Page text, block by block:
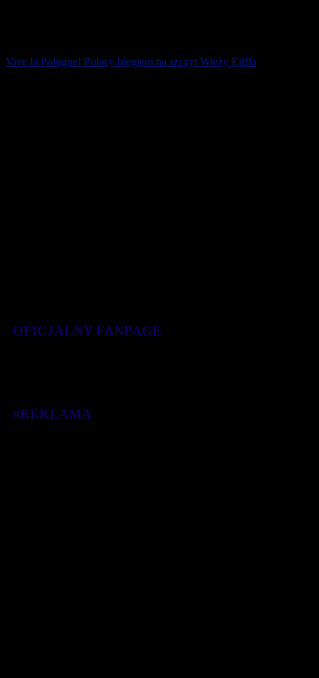
Vive la Pologne! Polacy biegiem na szczyt Wieży Eiffla
OFICJALNY FANPAGE
#REKLAMA